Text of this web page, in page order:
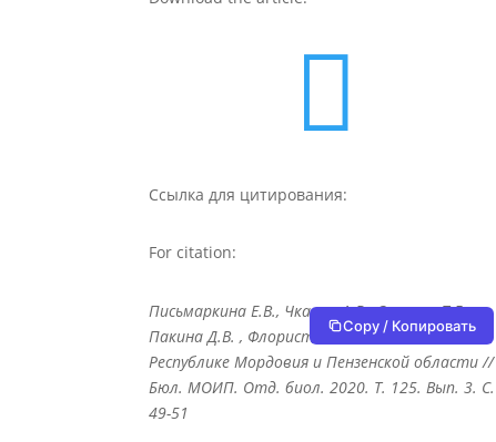

Ссылка для цитирования:
For citation:
Письмаркина Е.В., Чкалов А.В., Силаева Т.Б.,
Пакина Д.В. , Флористические находки в
Республике Мордовия и Пензенской области //
Бюл. МОИП. Отд. биол. 2020. Т. 125. Вып. 3. С.
49-51
Copy / Копировать